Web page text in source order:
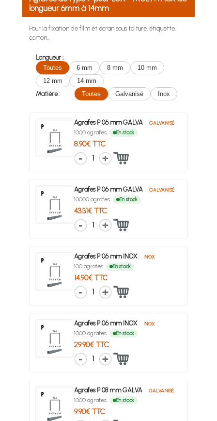
longueur 6mm à 14mm
Pour la fixation de film et écran sous toiture, étiquette,
carton...
Longueur :
Toutes
6 mm 8 mm
10 mm
12 mm
14 mm
Matière :
Toutes Galvanisé Inox
Agrafes P 06 mm GALVA GALVANISÉ
1000 agrafes En stock
8.90€ TTC
1
Agrafes P 06 mm GALVA GALVANISÉ
10000 agrafes En stock
43.31€ TTC
1
Agrafes P 06 mm INOX INOX
100 agrafes En stock
14.90€ TTC
1
Agrafes P 06 mm INOX INOX
1000 agrafes En stock
29.90€ TTC
1
Agrafes P 08 mm GALVA GALVANISÉ
1000 agrafes En stock
9.90€ TTC